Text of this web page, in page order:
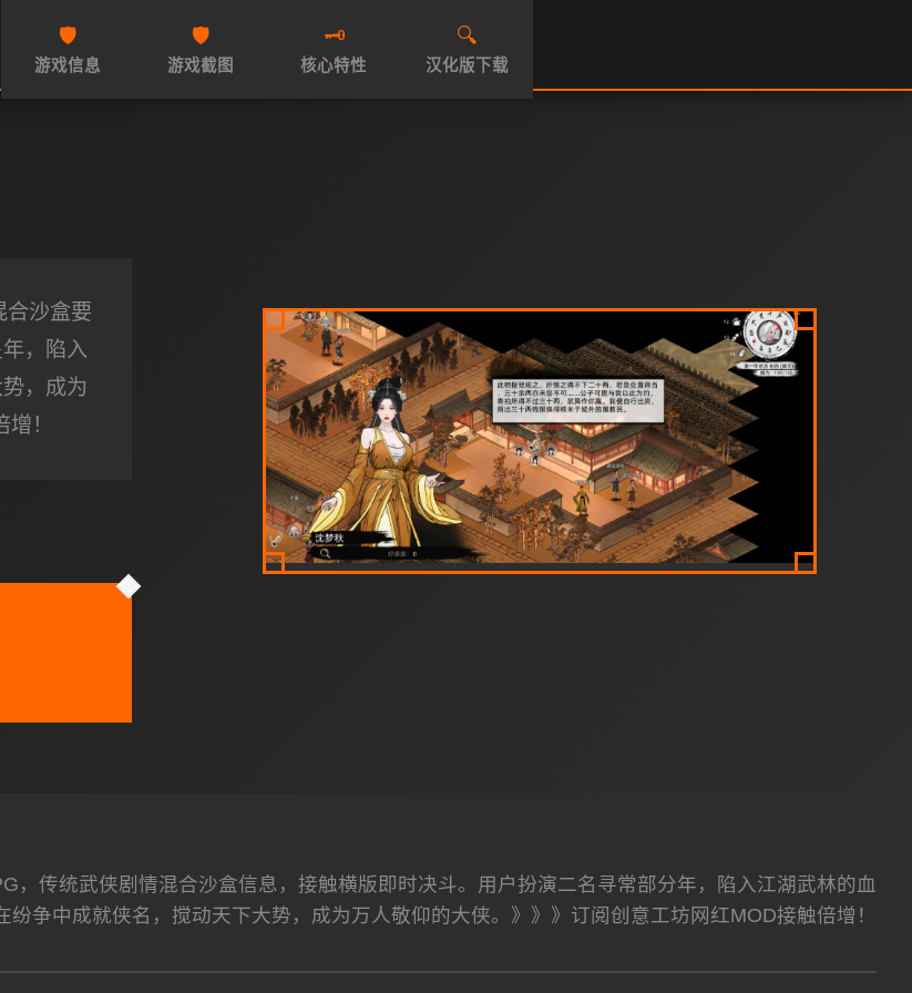
🛡️
游戏信息
🛡️
游戏截图
🗝️
核心特性
🔍
汉化版下载
合沙盒要
，陷入
，成为
！
，传统武侠剧情混合沙盒信息，接触横版即时决斗。用户扮演二名寻常部分年，陷入江湖武林的血
纷争中成就侠名，搅动天下大势，成为万人敬仰的大侠。》》》订阅创意工坊网红MOD接触倍增！